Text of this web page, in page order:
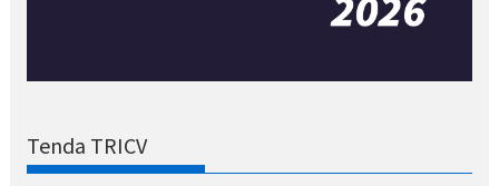
Tenda TRICV